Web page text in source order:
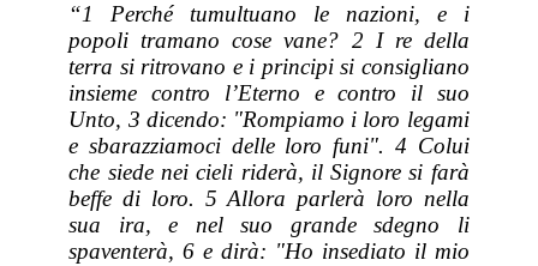
“1 Perché tumultuano le nazioni, e i
popoli tramano cose vane? 2 I re della
terra si ritrovano e i principi si consigliano
insieme contro l’Eterno e contro il suo
Unto, 3 dicendo: "Rompiamo i loro legami
e sbarazziamoci delle loro funi". 4 Colui
che siede nei cieli riderà, il Signore si farà
beffe di loro. 5 Allora parlerà loro nella
sua ira, e nel suo grande sdegno li
spaventerà, 6 e dirà: "Ho insediato il mio